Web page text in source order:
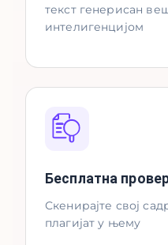
текст генерисан
интелигенцијом
Бесплатна
Скенирајте свој
плагијат у њему